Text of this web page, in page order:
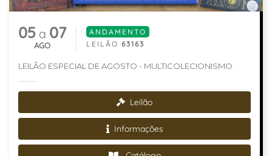
05 a 07
AGO
ANDAMENTO
LEILÃO 63163
LEILÃO ESPECIAL DE AGOSTO - MULTICOLECIONISMO
Leilão
Informações